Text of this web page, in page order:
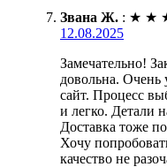
Звана Ж. : ★ ★
12.08.2025
Замечательно!
довольна.
сайт. Процесс
и легко. Детали
Доставка тоже
Хочу
качество не